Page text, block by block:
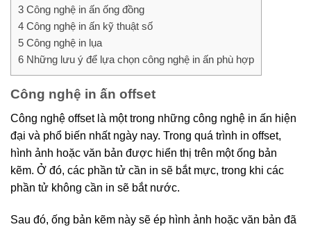
3 Công nghệ in ấn ống đồng
4 Công nghệ in ấn kỹ thuật số
5 Công nghệ in lụa
6 Những lưu ý để lựa chọn công nghệ in ấn phù hợp
Công nghệ in ấn offset
Công nghệ offset là một trong những công nghệ in ấn hiện
đại và phổ biến nhất ngày nay. Trong quá trình in offset,
hình ảnh hoặc văn bản được hiển thị trên một ống bản
kẽm. Ở đó, các phần tử cần in sẽ bắt mực, trong khi các
phần tử không cần in sẽ bắt nước.
Sau đó, ống bản kẽm này sẽ ép hình ảnh hoặc văn bản đã